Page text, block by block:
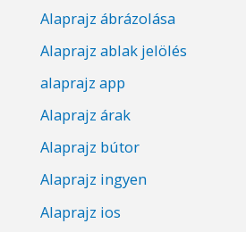
Alaprajz ábrázolása
Alaprajz ablak jelölés
alaprajz app
Alaprajz árak
Alaprajz bútor
Alaprajz ingyen
Alaprajz ios